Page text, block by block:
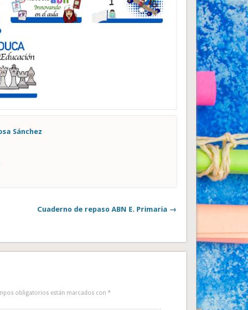
Sánchez
Cuaderno de repaso ABN E. Primaria →
obligatorios están marcados con*